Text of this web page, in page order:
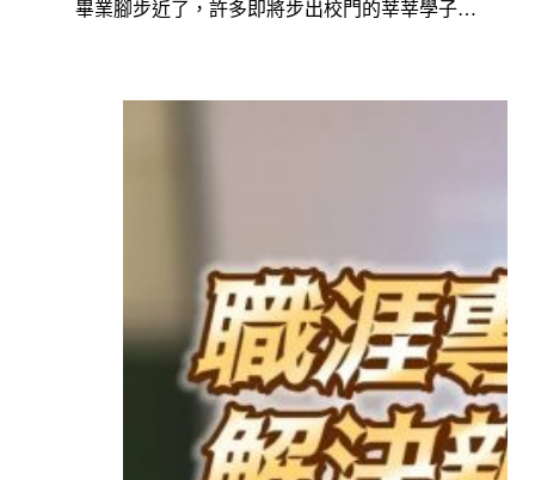
畢業腳步近了，許多即將步出校門的莘莘學子…